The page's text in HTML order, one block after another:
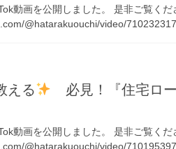
動画を公開しました。 是非ご覧くだ
@hatarakuouchi/video/
える
必見！『住宅ロ
動画を公開しました。 是非ご覧くだ
@hatarakuouchi/video/